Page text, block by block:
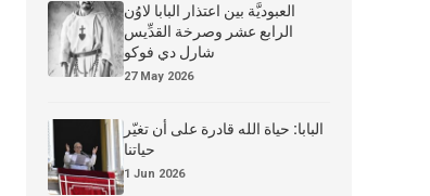
العبوديَّة بين اعتذار البابا لاوُن
الرابع عشر وصرخة القدِّيس
شارل دي فوكو
27 May 2026
البابا: حياة الله قادرة على أن تغيّر
حياتنا
1 Jun 2026